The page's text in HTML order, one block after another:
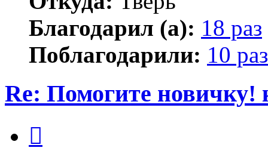
Благодарил (а): 18 раз
Поблагодарили: 10 раз
Re: Помогите новичку!